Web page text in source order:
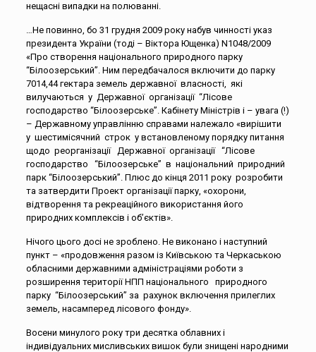
нещасні випадки на полюванні.
…Не повинно, бо 31 грудня 2009 року набув чинності указ
президента України (тоді – Віктора Ющенка) N1048/2009
«Про створення національного природного парку
“Білоозерський”. Ним передбачалося включити до парку
7014,44 гектара земель державної власності, які
вилучаються у Державної організації “Лісове
господарство “Білоозерське”. Кабінету Міністрів і – увага (!)
– Державному управлінню справами належало «вирішити
у шестимісячний строк у встановленому порядку питання
щодо реорганізації Державної організації “Лісове
господарство “Білоозерське” в національний природний
парк “Білоозерський”. Плюс до кінця 2011 року розробити
та затвердити Проект організації парку, «охорони,
відтворення та рекреаційного використання його
природних комплексів і об’єктів».
Нічого цього досі не зроблено. Не виконано і наступний
пункт – «продовження разом із Київською та Черкаською
обласними державними адміністраціями роботи з
розширення території НПП національного природного
парку “Білоозерський” за рахунок включення прилеглих
земель, насамперед лісового фонду».
Восени минулого року три десятка облавних і
індивідуальних мисливських вишок були знищені народними